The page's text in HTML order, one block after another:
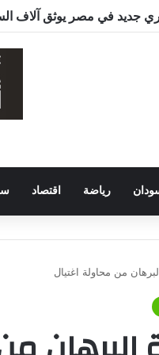
رياضة اقتصاد
من محاولة اغتيال